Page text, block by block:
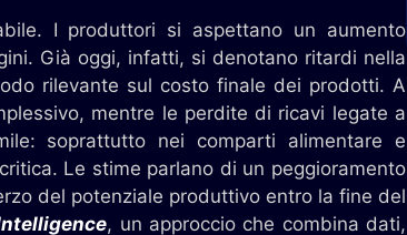
I produttori si aspettano un aumento
Già oggi, infatti, si denotano ritardi nella
rilevante sul costo finale dei prodotti. A
mentre le perdite di ricavi legate a
soprattutto nei comparti alimentare e
Le stime parlano di un peggioramento
del potenziale produttivo entro la fine del
, un approccio che combina dati,